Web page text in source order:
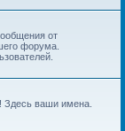
от
форума.
Здесь ваши имена.